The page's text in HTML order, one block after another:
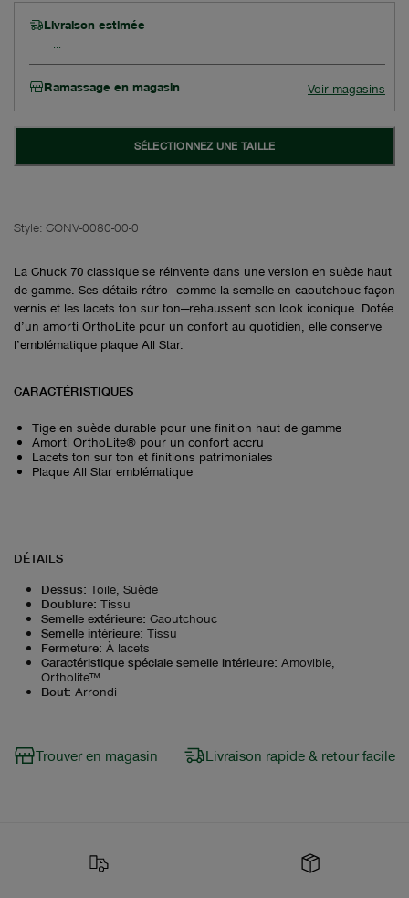
Livraison estimée
Ramassage en magasin Voir magasins
SÉLECTIONNEZ UNE TAILLE
Style: CONV-0080-00-0
La Chuck 70 classique se réinvente dans une version en suède haut
de gamme. Ses détails rétro—comme la semelle en caoutchouc façon
vernis et les lacets ton sur ton—rehaussent son look iconique. Dotée
d’un amorti OrthoLite pour un confort au quotidien, elle conserve
l’emblématique plaque All Star.
CARACTÉRISTIQUES
Tige en suède durable pour une finition haut de gamme
Amorti OrthoLite® pour un confort accru
Lacets ton sur ton et finitions patrimoniales
Plaque All Star emblématique
DÉTAILS
Dessus: Toile, Suède
Doublure: Tissu
Semelle extérieure: Caoutchouc
Semelle intérieure: Tissu
Fermeture: À lacets
Caractéristique spéciale semelle intérieure: Amovible,
Ortholite™
Bout: Arrondi
Trouver en magasin Livraison rapide & retour facile